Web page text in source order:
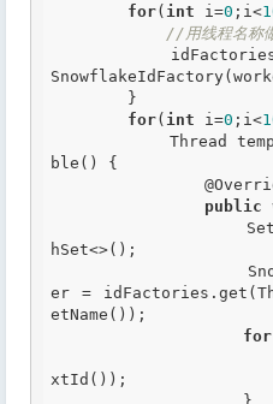
for( int i=0 ;i<
//用线程名称
for( int i=0 ;i<
Thread
ble() {
public
hSet<>();
er =
etName());
for
xtId());